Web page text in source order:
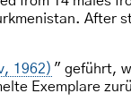
After
1962) " geführt,
Exemplare